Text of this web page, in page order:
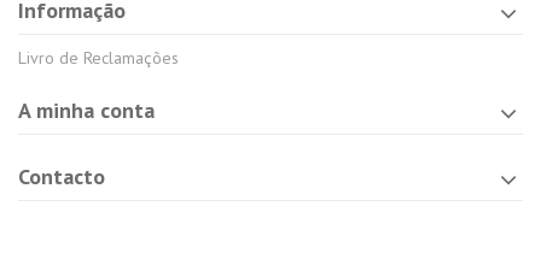
Informação
Livro de Reclamações
A minha conta
Contacto